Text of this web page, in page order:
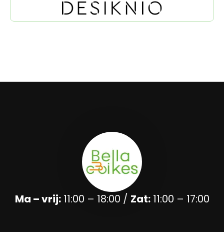
Ma – vrij:11:00 – 18:00 / Zat:11:00 – 17:00